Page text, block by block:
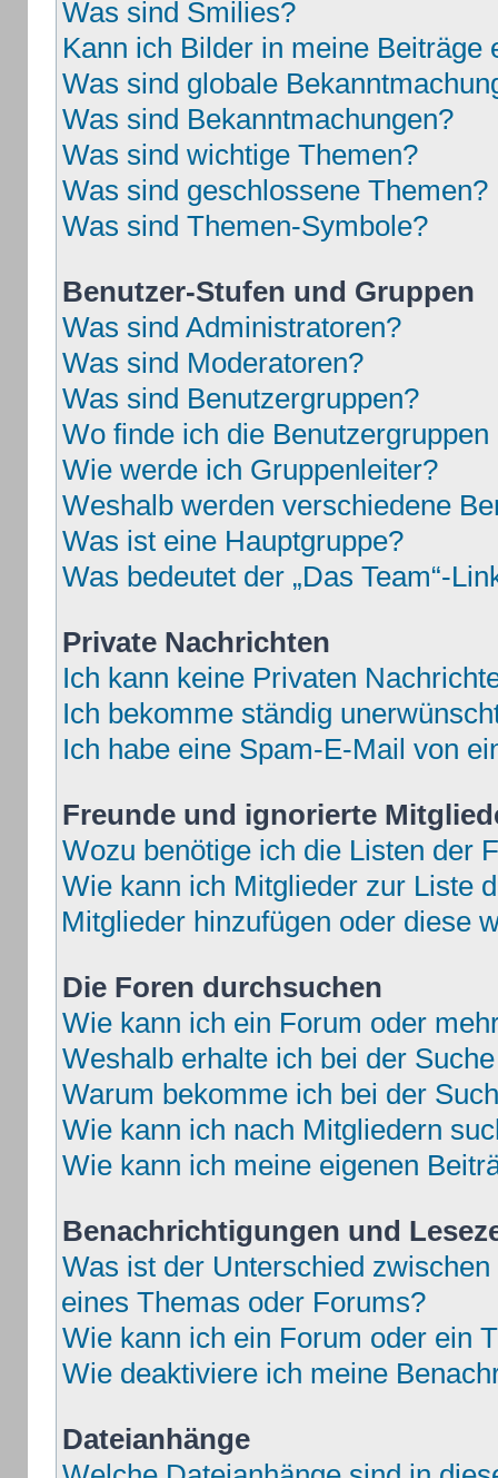
Was sind Smilies?
Kann ich Bilder in meine Beiträge
Was sind globale
Was sind Bekanntmachungen?
Was sind wichtige Themen?
Was sind geschlossene Themen?
Was sind Themen-Symbole?
Benutzer-Stufen und Gruppen
Was sind Administratoren?
Was sind Moderatoren?
Was sind Benutzergruppen?
Wo finde ich die
Wie werde ich Gruppenleiter?
Weshalb werden verschiedene
Was ist eine Hauptgruppe?
Was bedeutet der „Das Team“-
Private Nachrichten
Ich kann keine Privaten
Ich bekomme ständig
Ich habe eine Spam-E-Mail von
Freunde und ignorierte
Wozu benötige ich die Listen der
Wie kann ich Mitglieder zur Liste
Mitglieder hinzufügen oder diese
Die Foren durchsuchen
Wie kann ich ein Forum oder
Weshalb erhalte ich bei der
Warum bekomme ich bei der
Wie kann ich nach Mitgliedern
Wie kann ich meine eigenen
Benachrichtigungen und
Was ist der Unterschied
eines Themas oder Forums?
Wie kann ich ein Forum oder ein
Wie deaktiviere ich meine
Dateianhänge